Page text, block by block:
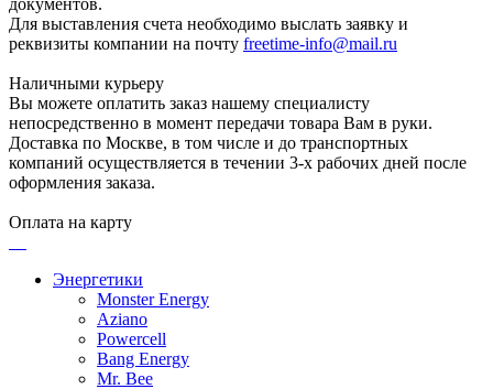
Для выставления счета необходимо выслать заявку и
реквизиты компании на почту freetime-info@mail.ru
Наличными курьеру
Вы можете оплатить заказ нашему специалисту
непосредственно в момент передачи товара Вам в руки.
Доставка по Москве, в том числе и до транспортных
компаний осуществляется в течении 3-х рабочих дней после
оформления заказа.
Оплата на карту
Энергетики
Monster Energy
Aziano
Powercell
Bang Energy
Mr. Bee